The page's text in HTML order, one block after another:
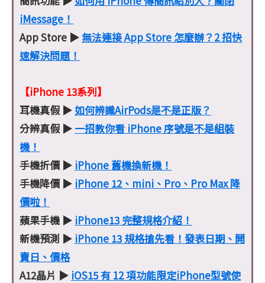
iMessage！
App Store ▶ 無法連接 App Store 怎麼辦？2 招快
速解決問題！
【iPhone 13系列】
耳機真假 ▶ 如何辨識AirPods是不是正版？
分辨真假 ▶ 一招教你看 iPhone 序號是不是組裝
機！
手機折價 ▶ iPhone 舊機換新機！
手機降價 ▶ iPhone 12、mini、Pro、Pro Max 降
價啦！
蘋果手機 ▶ iPhone13 完整規格介紹！
新機預測 ▶ iPhone 13 規格搶先看！發表日期、開
賣日、價格
A12晶片 ▶ iOS15 有 12 項功能限定iPhone型號使